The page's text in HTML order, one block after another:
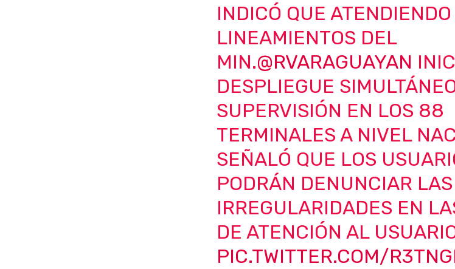
INDICÓ QUE
LINEAMIENTOS DEL
MIN.@RVARAGUAYAN
DESPLIEGUE
SUPERVISIÓN EN LOS 88
TERMINALES A NIVEL
SEÑALÓ QUE LOS
PODRÁN DENUNCIAR LAS
IRREGULARIDADES EN
DE ATENCIÓN AL
PIC.TWITTER.COM/